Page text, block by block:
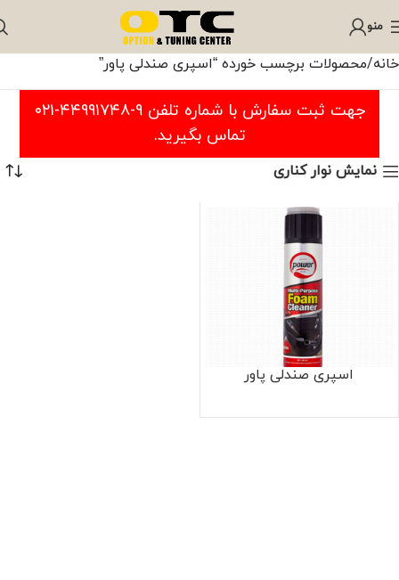
منو
خانه محصولات برچسب خورده “اسپری صندلی پاور”
جهت ثبت سفارش با شماره تلفن ۹-۴۴۹۹۱۷۴۸-۰۲۱
تماس بگیرید.
نمایش نوار کناری
اسپری صندلی پاور